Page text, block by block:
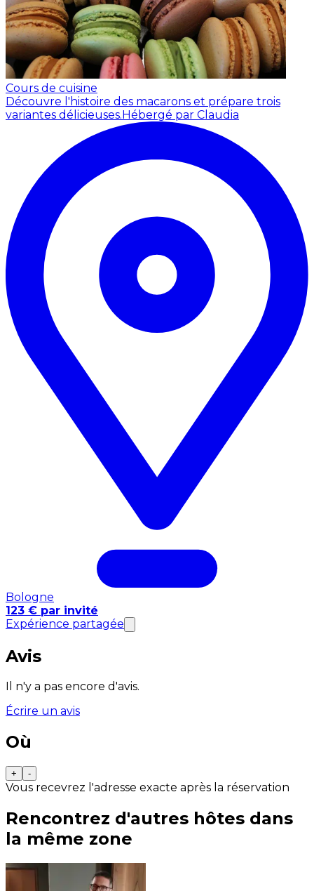
Cours de cuisine
Découvre l'histoire des macarons et prépare trois
variantes délicieuses.Hébergé par Claudia
Bologne
123 € par invité
Expérience partagée
Avis
Il n'y a pas encore d'avis.
Écrire un avis
Où
+ -
Vous recevrez l'adresse exacte après la réservation
Rencontrez d'autres hôtes dans
la même zone